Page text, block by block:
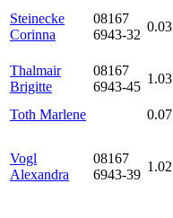
Steinecke
Corinna
08167
6943-32
0.03
Thalmair
Brigitte
08167
6943-45
1.03
Toth Marlene
0.07
Vogl
Alexandra
08167
6943-39
1.02